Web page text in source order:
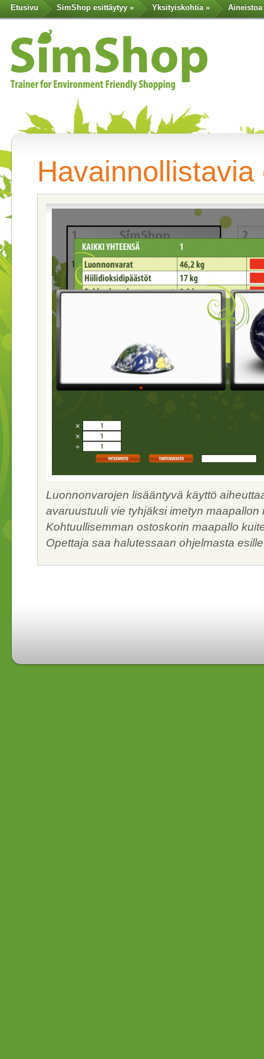
Etusivu SimShop esittäytyy » Yksityiskohtia» Aineistoa
Luonnonvarojen lisääntyvä käyttö
avaruustuuli vie tyhjäksi imetyn maapallon
Kohtuullisemman ostoskorin maapallo
Opettaja saa halutessaan ohjelmasta